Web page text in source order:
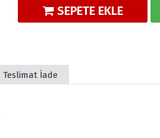
SEPETE EKLE
Teslimat İade